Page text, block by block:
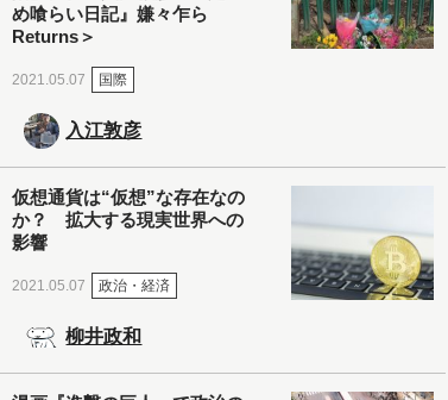
め喰らい日記』嫌々乍ら
Returns＞
2021.05.07 国際
入江敦彦
仮想通貨は“仮想”な存在なの
か？ 拡大する現実世界への
影響
2021.05.07 政治・経済
柳井政和